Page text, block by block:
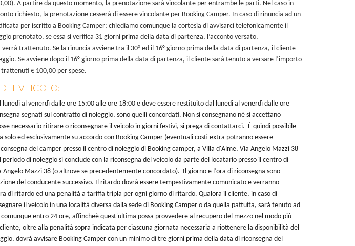
A partire da questo momento, la prenotazione sarà vincolante per entrambe le parti. Nel caso in
richiesto, la prenotazione cesserà di essere vincolante per Booking Camper. In caso di rinuncia ad un
per iscritto a Booking Camper; chiediamo comunque la cortesia di avvisarci telefonicamente il
prenotato, se essa si verifica 31 giorni prima della data di partenza, l’acconto versato,
trattenuto. Se la rinuncia avviene tra il 30° ed il 16° giorno prima della data di partenza, il cliente
Se avviene dopo il 16° giorno prima della data di partenza, il cliente sarà tenuto a versare l’importo
€ 100,00 per spese.
VEICOLO:
al venerdì dalle ore 15:00 alle ore 18:00 e deve essere restituito dal lunedi al venerdì dalle ore
segnati sul contratto di noleggio, sono quelli concordati. Non si consegnano né si accettano
necessario ritirare o riconsegnare il veicolo in giorni festivi, si prega di contattarci. È quindi possibile
ed esclusivamente su accordo con Booking Camper (eventuali costi extra potranno essere
del camper presso il centro di noleggio di Booking camper, a Villa d'Alme, Via Angelo Mazzi 38
di noleggio si conclude con la riconsegna del veicolo da parte del locatario presso il centro di
Angelo Mazzi 38 (o altrove se precedentemente concordato). Il giorno e l’ora di riconsegna sono
del conducente successivo. Il ritardo dovrà essere tempestivamente comunicato e verranno
di ritardo ed una penalità a tariffa tripla per ogni giorno di ritardo. Qualora il cliente, in caso di
il veicolo in una località diversa dalla sede di Booking Camper o da quella pattuita, sarà tenuto ad
entro 24 ore, affincheè quest'ultima possa provvedere al recupero del mezzo nel modo più
oltre alla penalità sopra indicata per ciascuna giornata necessaria a riottenere la disponibilità del
dovrà avvisare Booking Camper con un minimo di tre giorni prima della data di riconsegna del